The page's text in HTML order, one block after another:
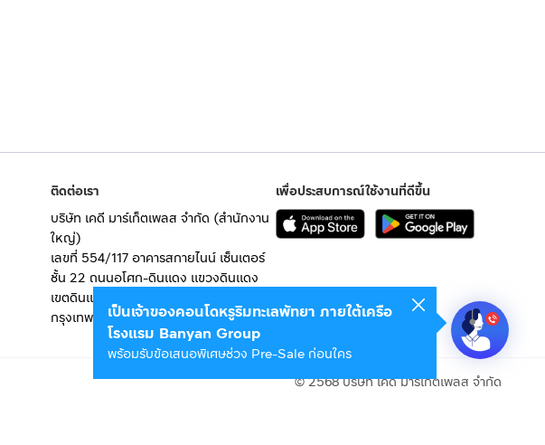
ติดต่อเรา
บริษัท เคดี มาร์เก็ตเพลส จำกัด (สำนักงาน
ใหญ่)
เลขที่ 554/117 อาคารสกายไนน์ เซ็นเตอร์
ชั้น 22 ถนนอโศก-ดินแดง แขวงดินแดง
เขตดินแดง
กรุงเทพมหานคร 10400
เพื่อประสบการณ์ใช้งานที่ดีขึ้น
© 2568 บริษัท เคดี มาร์เก็ตเพลส จำกัด
เป็นเจ้าของคอนโดหรูริมทะเลพัทยา ภายใต้เครือ
โรงแรม Banyan Group
พร้อมรับข้อเสนอพิเศษช่วง Pre-Sale ก่อนใคร